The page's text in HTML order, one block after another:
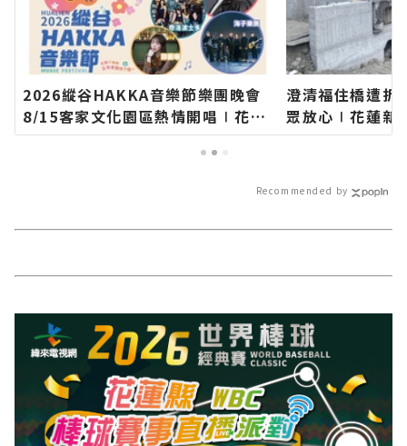
2026縱谷HAKKA音樂節樂團晚會
8/15客家文化園區熱情開唱∣花蓮
新聞網官方網站各類新聞－最快速
的今日新聞報導 最新的在地資訊！
澄清福住橋遭
眾放心∣花蓮新
新聞－最快速的
Recommended by